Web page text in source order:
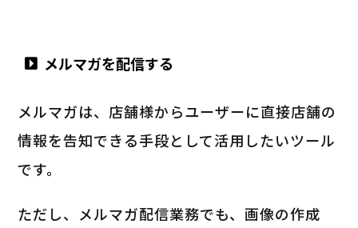
メルマガを配信する
メルマガは、店舗様からユーザーに直接店舗の
情報を告知できる手段として活用したいツール
です。
ただし、メルマガ配信業務でも、画像の作成